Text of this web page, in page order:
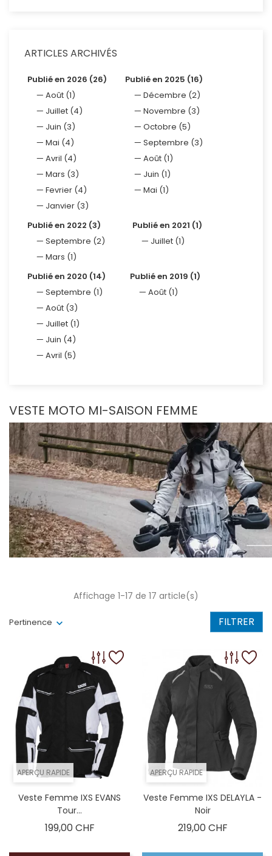
ARTICLES ARCHIVÉS
Publié en 2026 (26)
Août (1)
Juillet (4)
Juin (3)
Mai (4)
Avril (4)
Mars (3)
Fevrier (4)
Janvier (3)
Publié en 2025 (16)
Décembre (2)
Novembre (3)
Octobre (5)
Septembre (3)
Août (1)
Juin (1)
Mai (1)
Publié en 2022 (3)
Septembre (2)
Mars (1)
Publié en 2021 (1)
Juillet (1)
Publié en 2020 (14)
Septembre (1)
Août (3)
Juillet (1)
Juin (4)
Avril (5)
Publié en 2019 (1)
Août (1)
VESTE MOTO MI-SAISON FEMME
Pertinence FILTRER
Affichage 1-17 de 17 article(s)
APERÇU RAPIDE
Veste Femme IXS EVANS
Tour...
199,00 CHFPrix
APERÇU RAPIDE
Veste Femme IXS DELAYLA -
Noir
219,00 CHFPrix